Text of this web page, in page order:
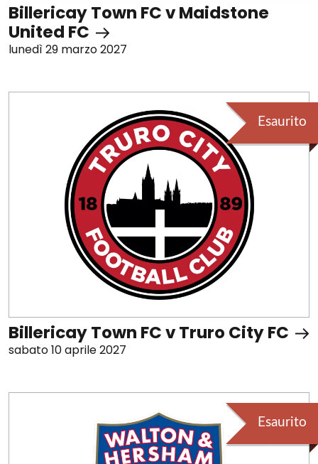
Billericay Town FC v Maidstone
United FC
lunedì 29 marzo 2027
Esaurito
Billericay Town FC v Truro City FC
sabato 10 aprile 2027
Esaurito